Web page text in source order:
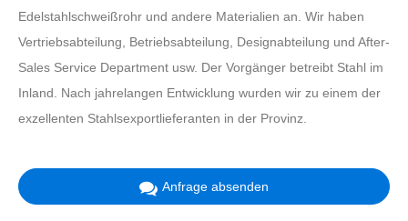
Edelstahlschweißrohr und andere Materialien an. Wir haben
Vertriebsabteilung, Betriebsabteilung, Designabteilung und After-
Sales Service Department usw. Der Vorgänger betreibt Stahl im
Inland. Nach jahrelangen Entwicklung wurden wir zu einem der
exzellenten Stahlsexportlieferanten in der Provinz.
Anfrage absenden